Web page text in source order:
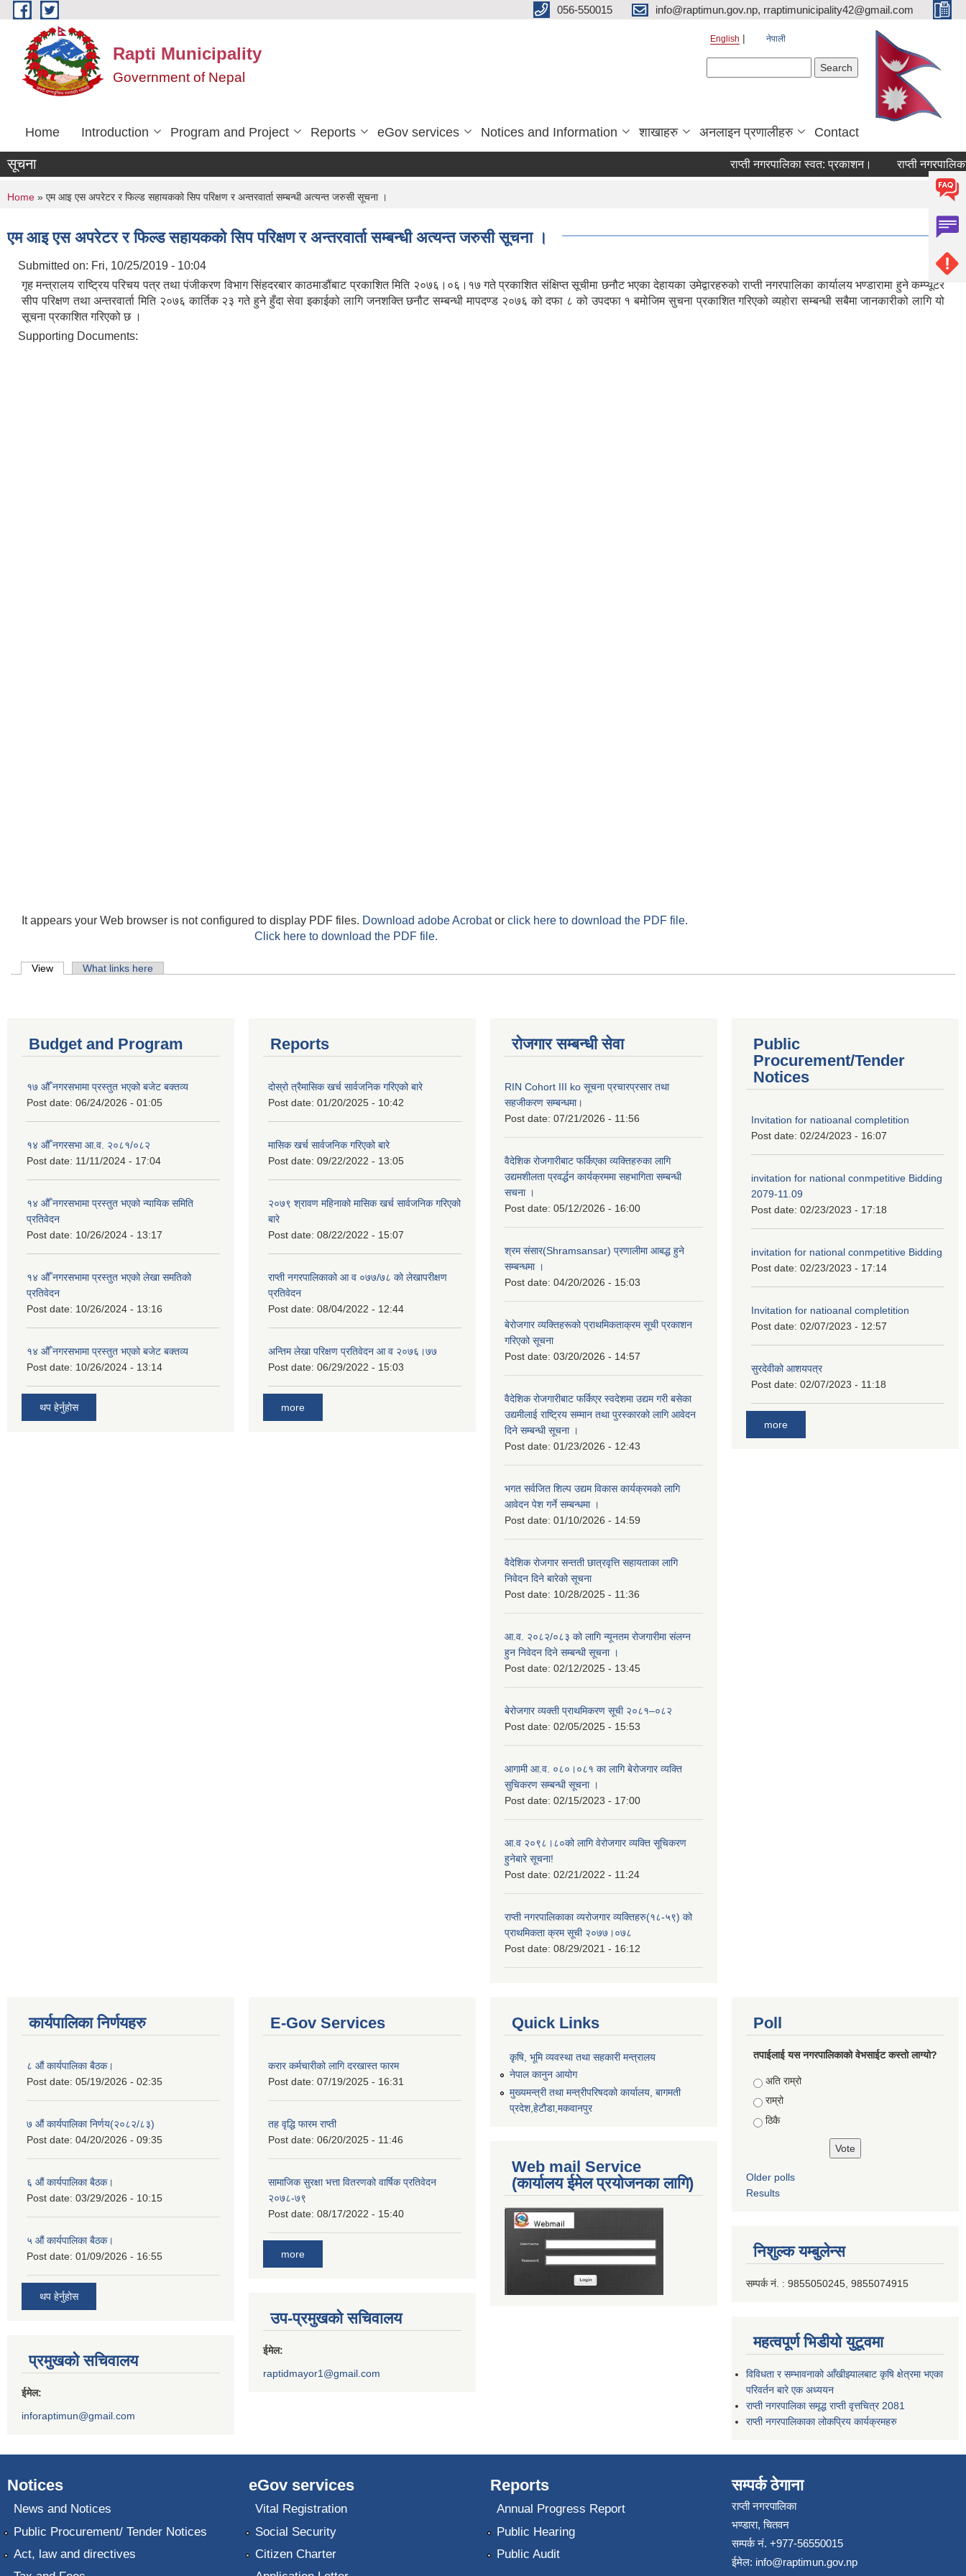
Skip to main content 056-550015 info@raptimun.gov.np, rraptimunicipality42@gmail.com
Rapti Municipality
Government of Nepal
English नेपाली
Home Introduction Program and Project Reports eGov services Notices and Information शाखाहरु अनलाइन प्रणालीहरु Contact
सूचना राप्ती नगरपालिका स्वत: प्रकाशन। राप्ती नगरपालिका
You are here
Home » एम आइ एस अपरेटर र फिल्ड सहायकको सिप परिक्षण र अन्तरवार्ता सम्बन्धी अत्यन्त जरुसी सूचना ।
एम आइ एस अपरेटर र फिल्ड सहायकको सिप परिक्षण र अन्तरवार्ता सम्बन्धी अत्यन्त जरुसी सूचना ।
Submitted on: Fri, 10/25/2019 - 10:04
गृह मन्त्रालय राष्ट्रिय परिचय पत्र तथा पंजीकरण विभाग सिंहदरबार काठमाडौंबाट प्रकाशित मिति २०७६।०६।१७ गते प्रकाशित संक्षिप्त सूचीमा छनौट भएका देहायका उमेद्वारहरुको राप्ती नगरपालिका कार्यालय भण्डारामा हुने कम्प्यूटर
सीप परिक्षण तथा अन्तरवार्ता मिति २०७६ कार्तिक २३ गते हुने हुँदा सेवा इकाईको लागि जनशक्ति छनौट सम्बन्धी मापदण्ड २०७६ को दफा ८ को उपदफा १ बमोजिम सुचना प्रकाशित गरिएको व्यहोरा सम्बन्धी सबैमा जानकारीको लागि यो
सूचना प्रकाशित गरिएको छ ।
Supporting Documents:
It appears your Web browser is not configured to display PDF files. Download adobe Acrobator click here to download the PDF file.
Click here to download the PDF file.
Primary tabs
View (active tab)What links here
Budget and Program
१७ औँ नगरसभामा प्रस्तुत भएको बजेट बक्तव्य
Post date: 06/24/2026 - 01:05
१४ औँ नगरसभा आ.व. २०८१/०८२
Post date: 11/11/2024 - 17:04
१४ औँ नगरसभामा प्रस्तुत भएको न्यायिक समिति
प्रतिवेदन
Post date: 10/26/2024 - 13:17
१४ औँ नगरसभामा प्रस्तुत भएको लेखा समतिको
प्रतिवेदन
Post date: 10/26/2024 - 13:16
१४ औँ नगरसभामा प्रस्तुत भएको बजेट बक्तव्य
Post date: 10/26/2024 - 13:14
थप हेर्नुहोस
Reports
दोस्रो त्रैमासिक खर्च सार्वजनिक गरिएको बारे
Post date: 01/20/2025 - 10:42
मासिक खर्च सार्वजनिक गरिएको बारे
Post date: 09/22/2022 - 13:05
२०७९ श्रावण महिनाको मासिक खर्च सार्वजनिक गरिएको
बारे
Post date: 08/22/2022 - 15:07
राप्ती नगरपालिकाको आ व ०७७/७८ को लेखापरीक्षण
प्रतिवेदन
Post date: 08/04/2022 - 12:44
अन्तिम लेखा परिक्षण प्रतिवेदन आ व २०७६।७७
Post date: 06/29/2022 - 15:03
more
रोजगार सम्बन्धी सेवा
RIN Cohort III ko सूचना प्रचारप्रसार तथा
सहजीकरण सम्बन्धमा।
Post date: 07/21/2026 - 11:56
वैदेशिक रोजगारीबाट फर्किएका व्यक्तिहरुका लागि
उद्यमशीलता प्रवर्द्धन कार्यक्रममा सहभागिता सम्बन्धी
सचना ।
Post date: 05/12/2026 - 16:00
श्रम संसार(Shramsansar) प्रणालीमा आबद्ध हुने
सम्बन्धमा ।
Post date: 04/20/2026 - 15:03
बेरोजगार व्यक्तिहरूको प्राथमिकताक्रम सूची प्रकाशन
गरिएको सूचना
Post date: 03/20/2026 - 14:57
वैदेशिक रोजगारीबाट फर्किएर स्वदेशमा उद्यम गरी बसेका
उद्यमीलाई राष्ट्रिय सम्मान तथा पुरस्कारको लागि आवेदन
दिने सम्बन्धी सूचना ।
Post date: 01/23/2026 - 12:43
भगत सर्वजित शिल्प उद्यम विकास कार्यक्रमको लागि
आवेदन पेश गर्ने सम्बन्धमा ।
Post date: 01/10/2026 - 14:59
वैदेशिक रोजगार सन्तती छात्रवृत्ति सहायताका लागि
निवेदन दिने बारेको सूचना
Post date: 10/28/2025 - 11:36
आ.व. २०८२/०८३ को लागि न्यूनतम रोजगारीमा संलग्न
हुन निवेदन दिने सम्बन्धी सूचना ।
Post date: 02/12/2025 - 13:45
बेरोजगार व्यक्ती प्राथमिकरण सूची २०८१–०८२
Post date: 02/05/2025 - 15:53
आगामी आ.व. ०८०।०८१ का लागि बेरोजगार व्यक्ति
सुचिकरण सम्बन्धी सूचना ।
Post date: 02/15/2023 - 17:00
आ.व २०९८।८०को लागि वेरोजगार व्यक्ति सूचिकरण
हुनेबारे सूचना!
Post date: 02/21/2022 - 11:24
राप्ती नगरपालिकाका व्यरोजगार व्यक्तिहरु(१८-५९) को
प्राथमिकता क्रम सूची २०७७।०७८
Post date: 08/29/2021 - 16:12
Public
Procurement/Tender
Notices
Invitation for natioanal completition
Post date: 02/24/2023 - 16:07
invitation for national conmpetitive Bidding
2079-11.09
Post date: 02/23/2023 - 17:18
invitation for national conmpetitive Bidding
Post date: 02/23/2023 - 17:14
Invitation for natioanal completition
Post date: 02/07/2023 - 12:57
सुरदेवीको आशयपत्र
Post date: 02/07/2023 - 11:18
more
कार्यपालिका निर्णयहरु
८ औं कार्यपालिका बैठक।
Post date: 05/19/2026 - 02:35
७ औं कार्यपालिका निर्णय(२०८२/८३)
Post date: 04/20/2026 - 09:35
६ औं कार्यपालिका बैठक।
Post date: 03/29/2026 - 10:15
५ औं कार्यपालिका बैठक।
Post date: 01/09/2026 - 16:55
थप हेर्नुहोस
प्रमुखको सचिवालय
ईमेल:
inforaptimun@gmail.com
E-Gov Services
करार कर्मचारीको लागि दरखास्त फारम
Post date: 07/19/2025 - 16:31
तह वृद्धि फारम राप्ती
Post date: 06/20/2025 - 11:46
सामाजिक सुरक्षा भत्ता वितरणको वार्षिक प्रतिवेदन
२०७८-७९
Post date: 08/17/2022 - 15:40
more
उप-प्रमुखको सचिवालय
ईमेल:
raptidmayor1@gmail.com
Quick Links
कृषि, भूमि व्यवस्था तथा सहकारी मन्त्रालय
नेपाल कानुन आयोग
मुख्यमन्त्री तथा मन्त्रीपरिषदको कार्यालय, बागमती
प्रदेश,हेटाैडा,मकवानपुर
Web mail Service
(कार्यालय ईमेल प्रयोजनका लागि)
Poll
तपाईलाई यस नगरपालिकाको वेभसाईट कस्तो लाग्यो?
Choices
अति राम्रो
राम्रो
ठिकै
Older polls
Results
निशुल्क यम्बुलेन्स
सम्पर्क नं. : 9855050245, 9855074915
महत्वपूर्ण भिडीयो युटूवमा
विविधता र सम्भावनाको आँखीझ्यालबाट कृषि क्षेत्रमा भएका
परिवर्तन बारे एक अध्ययन
राप्ती नगरपालिका समृद्ध राप्ती वृत्तचित्र 2081
राप्ती नगरपालिकाका लोकप्रिय कार्यक्रमहरु
Notices
News and Notices
Public Procurement/ Tender Notices
Act, law and directives
eGov services
Vital Registration
Social Security
Citizen Charter
Reports
Annual Progress Report
Public Hearing
Public Audit
सम्पर्क ठेगाना
राप्ती नगरपालिका
भण्डारा, चितवन
सम्पर्क नं. +977-56550015
ईमेल: info@raptimun.gov.np